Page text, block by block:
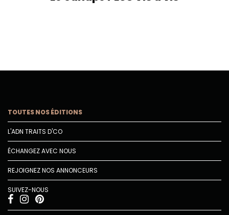
TOUTES NOS ÉDITIONS
L'ADN TRAITS D'CO
ÉCHANGEZ AVEC NOUS
REJOIGNEZ NOS ANNONCEURS
SUIVEZ-NOUS